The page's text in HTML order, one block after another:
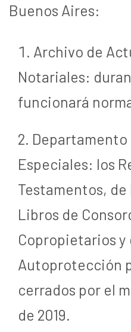
Buenos Aires:
Archivo de
Notariales:
funcionará
Especiales: los
Testamentos, de
Libros de
Copropietarios y
Autoprotección
cerrados por el
de 2019.